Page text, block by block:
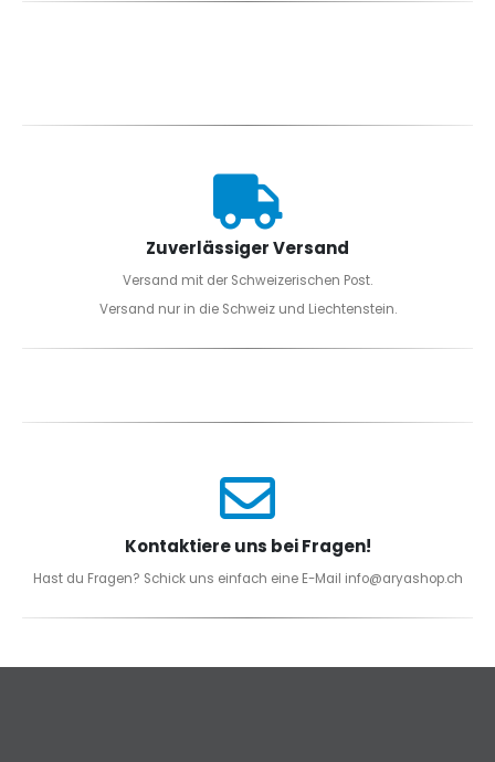
Zuverlässiger Versand
Versand mit der Schweizerischen Post.
Versand nur in die Schweiz und Liechtenstein.
Kontaktiere uns bei Fragen!
Hast du Fragen? Schick uns einfach eine E-Mail info@aryashop.ch